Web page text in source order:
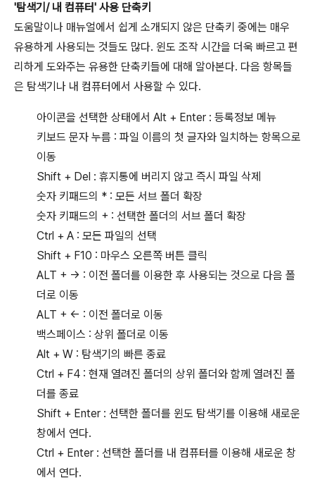
'탐색기/ 내 컴퓨터' 사용 단축키
도움말이나 매뉴얼에서 쉽게 소개되지 않은 단축키 중에는 매우
유용하게 사용되는 것들도 많다. 윈도 조작 시간을 더욱 빠르고 편
리하게 도와주는 유용한 단축키들에 대해 알아본다. 다음 항목들
은 탐색기나 내 컴퓨터에서 사용할 수 있다.
아이콘을 선택한 상태에서 Alt + Enter : 등록정보 메뉴
키보드 문자 누름 : 파일 이름의 첫 글자와 일치하는 항목으로
이동
Shift + Del : 휴지통에 버리지 않고 즉시 파일 삭제
숫자 키패드의 * : 모든 서브 폴더 확장
숫자 키패드의 + : 선택한 폴더의 서브 폴더 확장
Ctrl + A : 모든 파일의 선택
Shift + F10 : 마우스 오른쪽 버튼 클릭
ALT + → : 이전 폴더를 이용한 후 사용되는 것으로 다음 폴
더로 이동
ALT + ← : 이전 폴더로 이동
백스페이스 : 상위 폴더로 이동
Alt + W : 탐색기의 빠른 종료
Ctrl + F4 : 현재 열려진 폴더의 상위 폴더와 함께 열려진 폴
더를 종료
Shift + Enter : 선택한 폴더를 윈도 탐색기를 이용해 새로운
창에서 연다.
Ctrl + Enter : 선택한 폴더를 내 컴퓨터를 이용해 새로운 창
에서 연다.